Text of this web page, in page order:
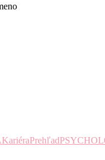
KariéraPrehľad